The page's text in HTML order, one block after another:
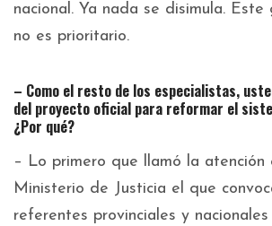
nacional. Ya nada se disimula. Este
no es prioritario.
– Como el resto de los especialistas,
del proyecto oficial para reformar el
¿Por qué?
– Lo primero que llamó la atención
Ministerio de Justicia el que
referentes provinciales y